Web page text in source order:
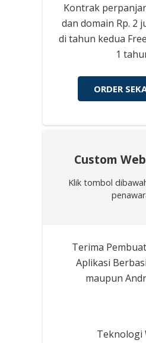
Kontrak
dan domain Rp. 2
di tahun kedua
1
ORDER
Custom
Klik tombol
Terima
Aplikasi
maupun
Teknologi